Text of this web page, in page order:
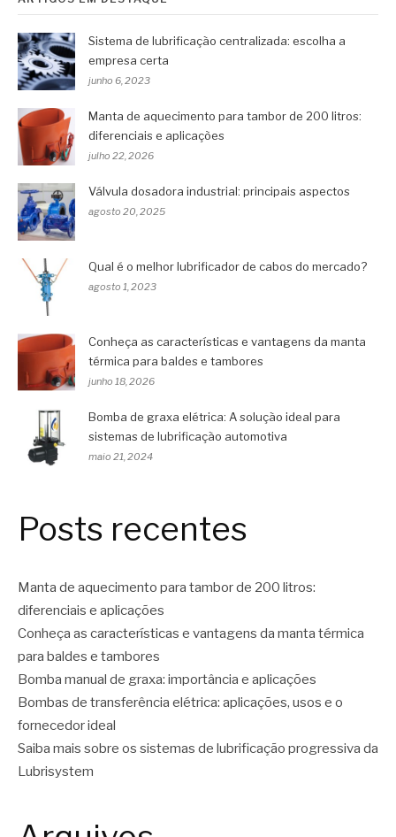
Sistema de lubrificação centralizada: escolha a
empresa certa
junho 6, 2023
Manta de aquecimento para tambor de 200 litros:
diferenciais e aplicações
julho 22, 2026
Válvula dosadora industrial: principais aspectos
agosto 20, 2025
Qual é o melhor lubrificador de cabos do mercado?
agosto 1, 2023
Conheça as características e vantagens da manta
térmica para baldes e tambores
junho 18, 2026
Bomba de graxa elétrica: A solução ideal para
sistemas de lubrificação automotiva
maio 21, 2024
Posts recentes
Manta de aquecimento para tambor de 200 litros:
diferenciais e aplicações
Conheça as características e vantagens da manta térmica
para baldes e tambores
Bomba manual de graxa: importância e aplicações
Bombas de transferência elétrica: aplicações, usos e o
fornecedor ideal
Saiba mais sobre os sistemas de lubrificação progressiva da
Lubrisystem